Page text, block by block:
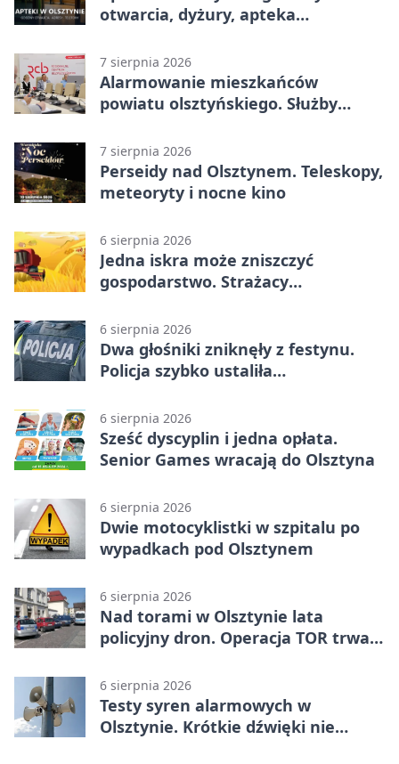
otwarcia, dyżury, apteka
7 sierpnia 2026
Alarmowanie mieszkańców
powiatu olsztyńskiego. Służby
7 sierpnia 2026
Perseidy nad Olsztynem. Teleskopy,
meteoryty i nocne kino
6 sierpnia 2026
Jedna iskra może zniszczyć
gospodarstwo. Strażacy
6 sierpnia 2026
Dwa głośniki zniknęły z festynu.
Policja szybko ustaliła
6 sierpnia 2026
Sześć dyscyplin i jedna opłata.
Senior Games wracają do Olsztyna
6 sierpnia 2026
Dwie motocyklistki w szpitalu po
wypadkach pod Olsztynem
6 sierpnia 2026
Nad torami w Olsztynie lata
policyjny dron. Operacja TOR trwa
6 sierpnia 2026
Testy syren alarmowych w
Olsztynie. Krótkie dźwięki nie